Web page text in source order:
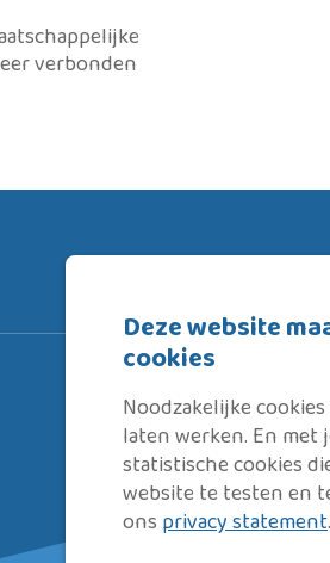
verbonden
Omdat een steuntje in de
doorslag geeft.
Rijnstad zet zich met kennis en
om inwoners jong en oud op
met deelnemen aan onze
Deze website
cookies
Noodzakelijke
laten werken. En
statistische cookies
website te testen en
ons privacy statement.